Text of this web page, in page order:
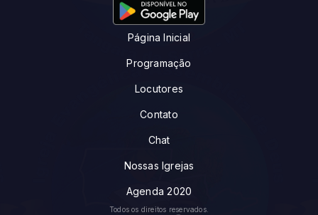
Página Inicial
Programação
Locutores
Contato
Chat
Nossas Igrejas
Agenda 2020
Todos os direitos reservados.